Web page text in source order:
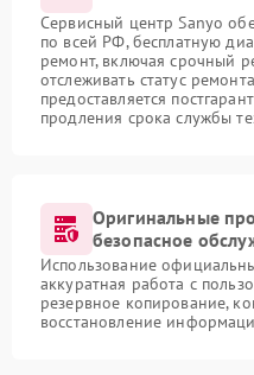
Сервисный центр Sanyo
по всей РФ, бесплатную
ремонт, включая срочный
отслеживать статус
предоставляется
продления срока службы
Оригинальные
безопасное
Использование
аккуратная работа с
резервное копирование,
восстановление